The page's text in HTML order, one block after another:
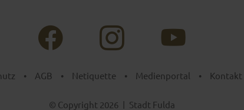
• AGB • Netiquette • Medienportal • Kontakt
© Copyright 2026 | Stadt Fulda